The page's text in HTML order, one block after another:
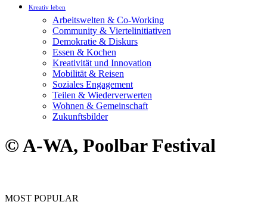
Kreativ leben
Arbeitswelten & Co-Working
Community & Viertelinitiativen
Demokratie & Diskurs
Essen & Kochen
Kreativität und Innovation
Mobilität & Reisen
Soziales Engagement
Teilen & Wiederverwerten
Wohnen & Gemeinschaft
Zukunftsbilder
© A-WA, Poolbar Festival
MOST POPULAR